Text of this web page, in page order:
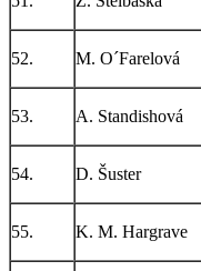
52. M. O´Farelová
53. A. Standishová
54. D. Šuster
55. K. M. Hargrave